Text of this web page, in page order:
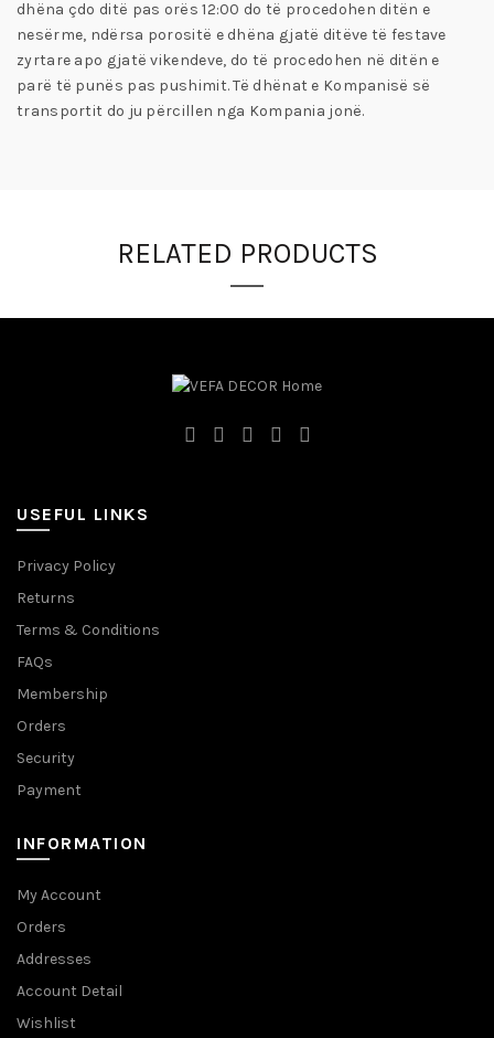
dhëna çdo ditë pas orës 12:00 do të procedohen ditën e
nesërme, ndërsa porositë e dhëna gjatë ditëve të festave
zyrtare apo gjatë vikendeve, do të procedohen në ditën e
parë të punës pas pushimit. Të dhënat e Kompanisë së
transportit do ju përcillen nga Kompania jonë.
RELATED PRODUCTS
USEFUL LINKS
Privacy Policy
Returns
Terms & Conditions
FAQs
Membership
Orders
Security
Payment
INFORMATION
My Account
Orders
Addresses
Account Detail
Wishlist